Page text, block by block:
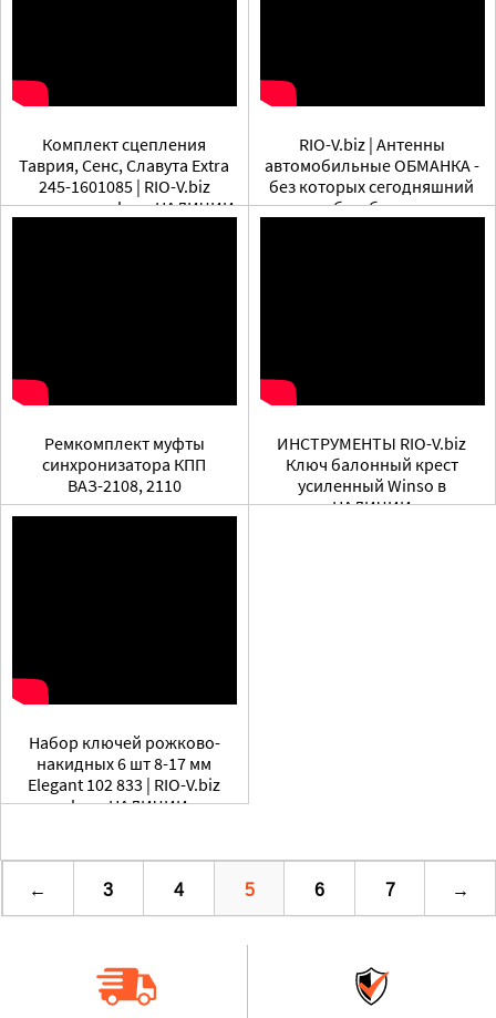
Комплект сцепления
Таврия, Сенс, Славута Extra
245-1601085 | RIO-V.biz
жемчужина plus в НАЛИЧИИ
RIO-V.biz | Антенны
автомобильные ОБМАНКА -
без которых сегодняшний
день был бы другим
Ремкомплект муфты
синхронизатора КПП
ВАЗ-2108, 2110
ИНСТРУМЕНТЫ RIO-V.biz
Ключ балонный крест
усиленный Winso в
НАЛИЧИИ
Набор ключей рожково-
накидных 6 шт 8-17 мм
Elegant 102 833 | RIO-V.biz
plus в НАЛИЧИИ
← 3 4 5 6 7 →